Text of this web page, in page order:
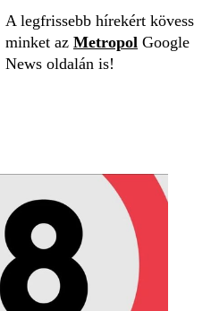
A legfrissebb hírekért kövess
minket az Metropol Google
News oldalán is!